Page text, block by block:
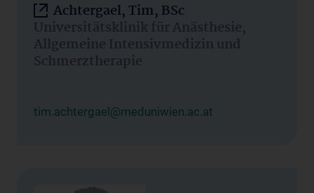
Achtergael, Tim, BSc
Universitätsklinik für Anästhesie,
Allgemeine Intensivmedizin und
Schmerztherapie
tim.achtergael@meduniwien.ac.at